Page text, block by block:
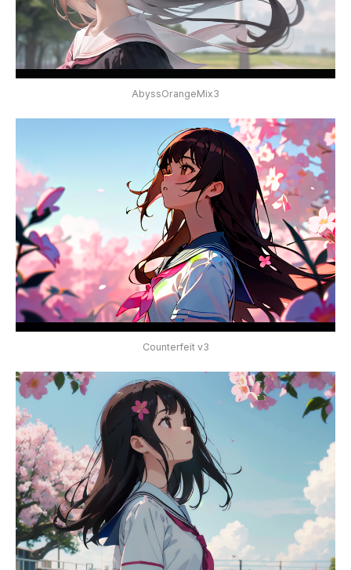
AbyssOrangeMix3
Counterfeit v3